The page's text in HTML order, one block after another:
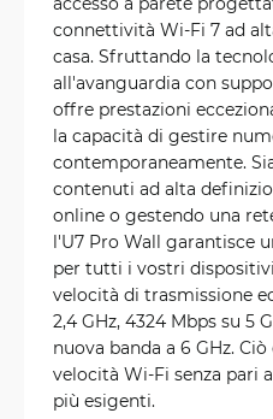
connettività Wi-Fi 7 ad
casa. Sfruttando la
all'avanguardia con
offre prestazioni
la capacità di gestire
contemporaneamente.
contenuti ad alta
online o gestendo una
l'U7 Pro Wall garantisce
per tutti i vostri
velocità di trasmissione
2,4 GHz, 4324 Mbps su 5
nuova banda a 6 GHz.
velocità Wi-Fi senza pari
più esigenti.